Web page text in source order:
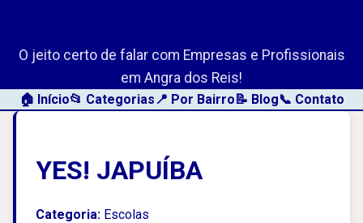
O jeito certo de falar com Empresas e Profissionais
em Angra dos Reis!
🏠 Início📂 Categorias 📍 Por Bairro📝 Blog📞 Contato
YES! JAPUÍBA
Categoria: Escolas